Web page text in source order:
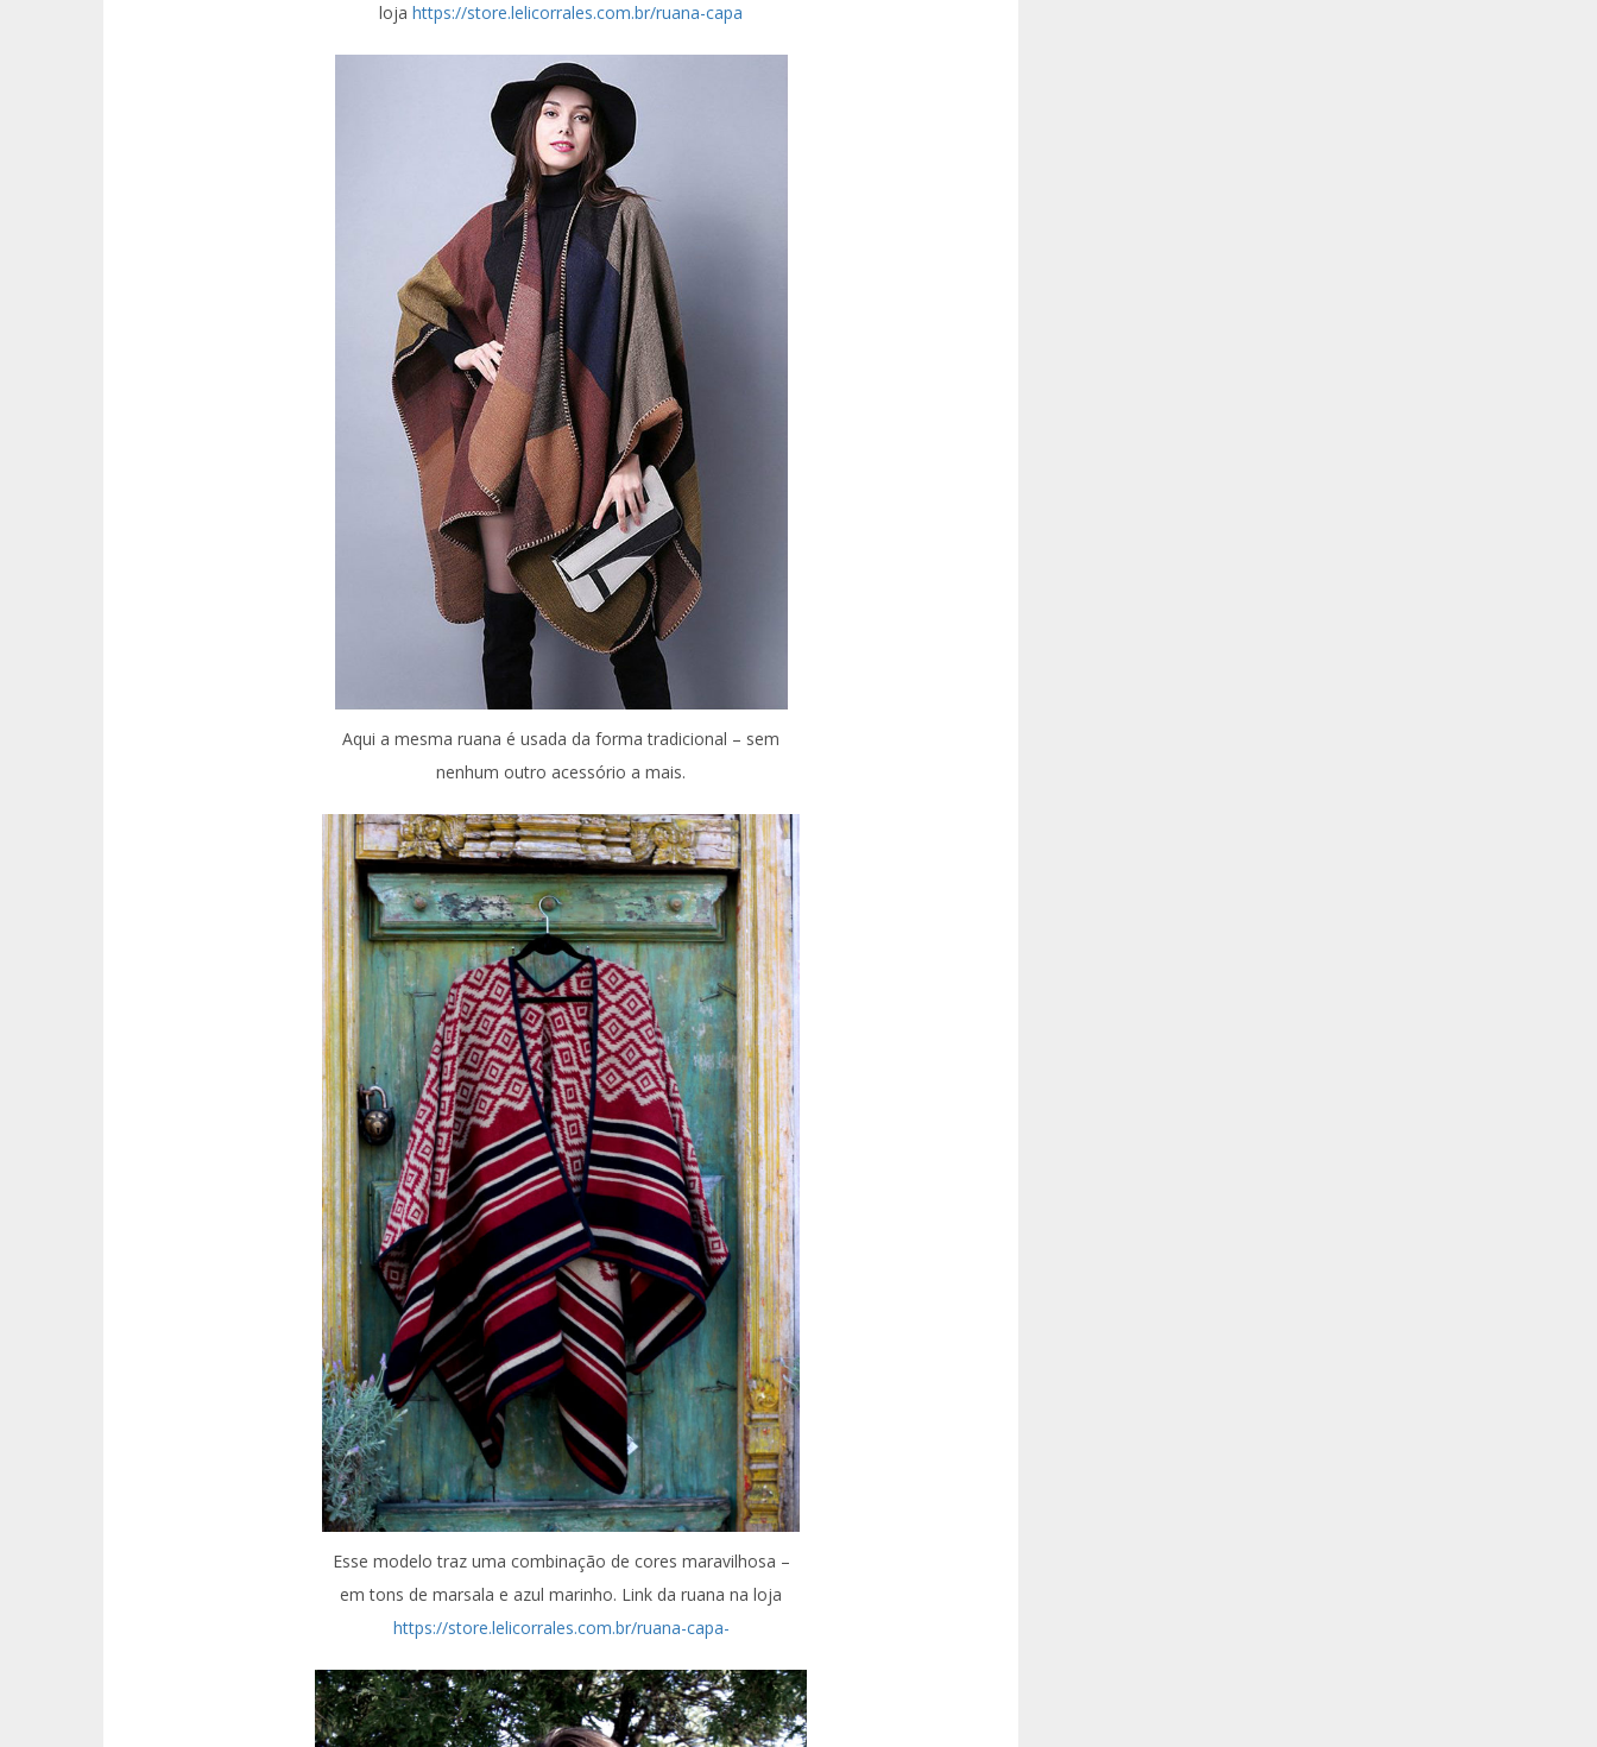
loja https://store.lelicorrales.com.br/ruana-capa
Aqui a mesma ruana é usada da forma tradicional – sem
nenhum outro acessório a mais.
Esse modelo traz uma combinação de cores maravilhosa –
em tons de marsala e azul marinho. Link da ruana na loja
https://store.lelicorrales.com.br/ruana-capa-